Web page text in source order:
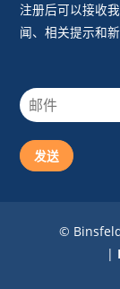
注册后可以接收
闻、相关提示和
发送
©
|